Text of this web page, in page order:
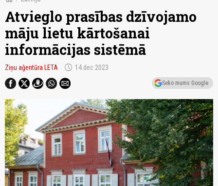
Atvieglo prasības dzīvojamo
māju lietu kārtošanai
informācijas sistēmā
Ziņu aģentūra LETA schedule 14.dec 2023
Seko mums Google